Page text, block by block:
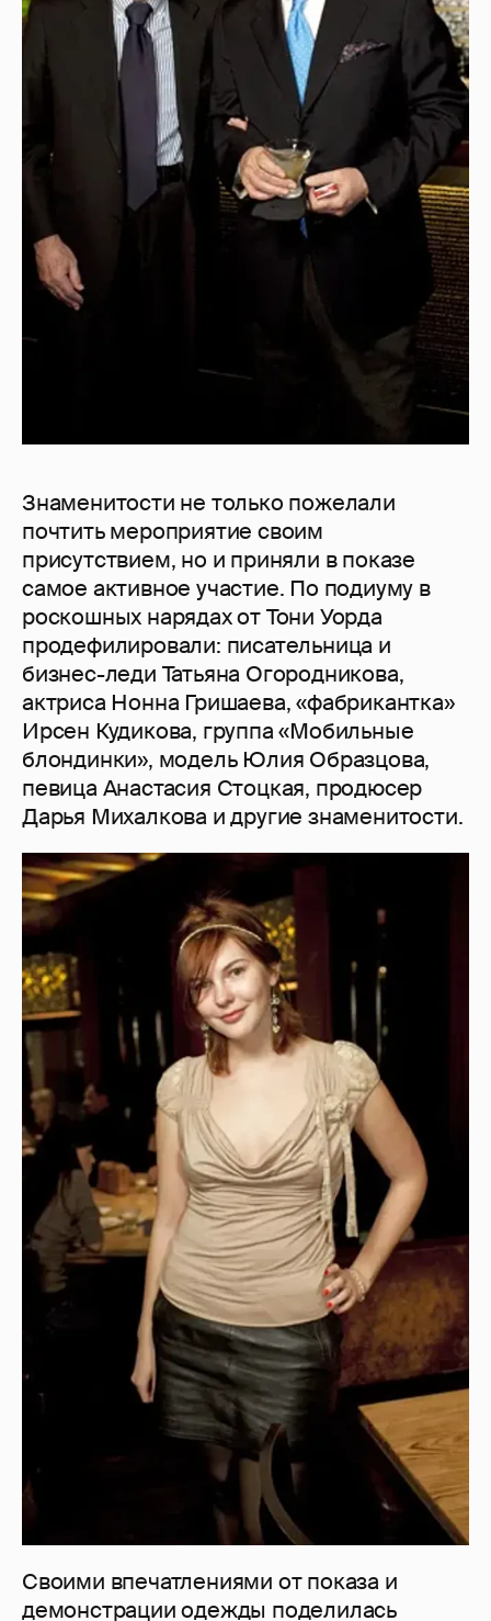
Знаменитости не только пожелали
почтить мероприятие своим
присутствием, но и приняли в показе
самое активное участие. По подиуму в
роскошных нарядах от Тони Уорда
продефилировали: писательница и
бизнес-леди Татьяна Огородникова,
актриса Нонна Гришаева, «фабрикантка»
Ирсен Кудикова, группа «Мобильные
блондинки», модель Юлия Образцова,
певица Анастасия Стоцкая, продюсер
Дарья Михалкова и другие знаменитости.
Своими впечатлениями от показа и
демонстрации одежды поделилась